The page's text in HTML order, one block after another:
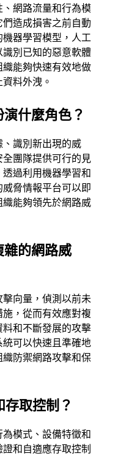
網路流量和行為模
造成損害之前自動
器學習模型，人工
別已知的惡意軟體
能夠快速有效地做
料外洩。
什麼角色？
識別新出現的威
團隊提供可行的見
過利用機器學習和
脅情報平台可以即
能夠領先於網路威
的網路威
向量，偵測以前未
，從而有效應對複
和不斷發展的攻擊
可以快速且準確地
防禦網路攻擊和保
取控制？
模式、設備特徵和
和自適應存取控制